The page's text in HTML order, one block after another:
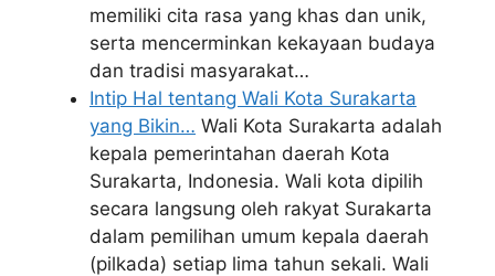
memiliki cita rasa yang khas dan unik,
serta mencerminkan kekayaan budaya
dan tradisi masyarakat…
Intip Hal tentang Wali Kota Surakarta
yang Bikin… Wali Kota Surakarta adalah
kepala pemerintahan daerah Kota
Surakarta, Indonesia. Wali kota dipilih
secara langsung oleh rakyat Surakarta
dalam pemilihan umum kepala daerah
(pilkada) setiap lima tahun sekali. Wali